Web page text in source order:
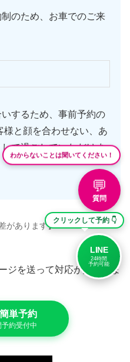
のため、お車でのご来
するため、事前予約の
と顔を合わせない、あ
て過ごしていただけま
があります】
ジを送って対応が始まりま
単予約
約受付中
わからないことは聞いてください！
💬
質問
クリックして予約 👇
LINE
24時間
予約可能